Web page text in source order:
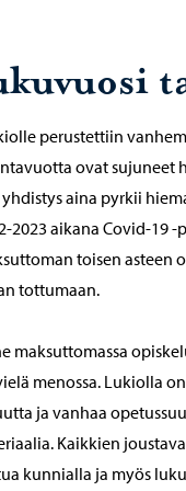
perustettiin
ovat sujuneet
yhdistys aina pyrkii
2023 aikana Covid-19
toisen
tottumaan.
maksuttomassa
menossa. Lukiolla
ja vanhaa
Kaikkien
kunnialla ja myös